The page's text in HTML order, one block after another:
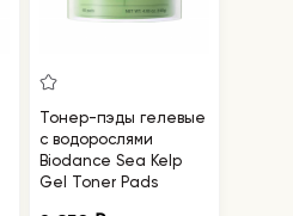
Тонер-пэды гелевые
с водорослями
Biodance Sea Kelp
Gel Toner Pads